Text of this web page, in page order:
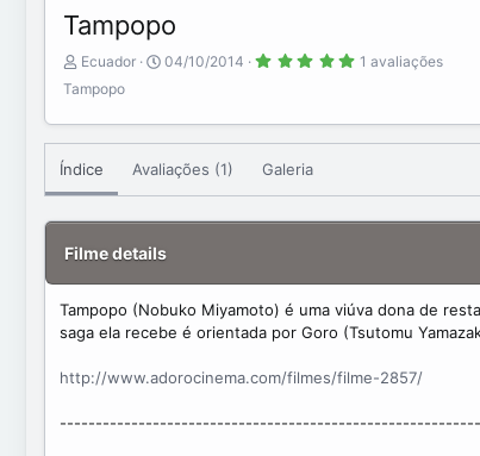
Tampopo
A
d
e
d
b
y
Ecuador
C
a
t
e
e
04/10/2014
5
t
r
(
s
1 avaliações
Tampopo
Índice Avaliações (1) Galeria
Filme details
Tampopo (Nobuko Miyamoto) é uma viúva dona de
saga ela recebe é orientada por Goro (Tsutomu
http://www.adorocinema.com/filmes/filme-2857/